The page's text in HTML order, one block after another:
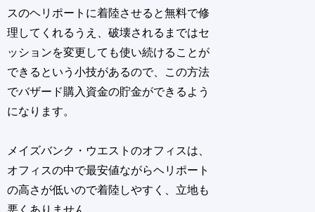
スのヘリポートに着陸させると無料で修
理してくれるうえ、破壊されるまではセ
ッションを変更しても使い続けることが
できるという小技があるので、この方法
でバザード購入資金の貯金ができるよう
になります。
メイズバンク・ウエストのオフィスは、
オフィスの中で最安値ながらヘリポート
の高さが低いので着陸しやすく、立地も
悪くありません。